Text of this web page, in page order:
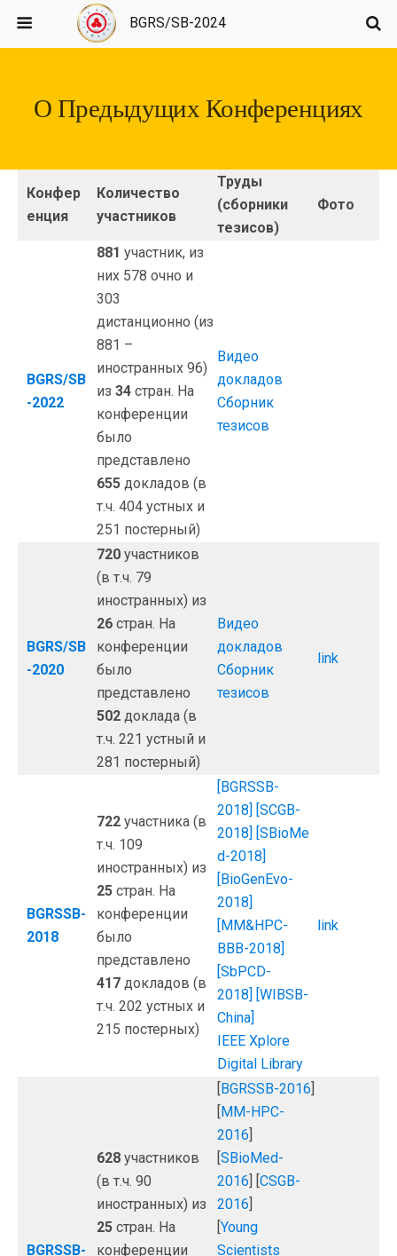
BGRS/SB-2024
О Предыдущих Конференциях
Конфер
енция
Количество
участников
Труды
(сборники
тезисов)
Фото
BGRS/SB
-2022
881 участник, из
них 578 очно и
303
дистанционно (из
881 –
иностранных 96)
из 34 стран. На
конференции
было
представлено
655 докладов (в
т.ч. 404 устных и
251 постерный)
Видео
докладов
Сборник
тезисов
BGRS/SB
-2020
720 участников
(в т.ч. 79
иностранных) из
26 стран. На
конференции
было
представлено
502 доклада (в
т.ч. 221 устный и
281 постерный)
Видео
докладов
Сборник
тезисов
link
BGRSSB-
2018
722 участника (в
т.ч. 109
иностранных) из
25 стран. На
конференции
было
представлено
417 докладов (в
т.ч. 202 устных и
215 постерных)
[BGRSSB-
2018] [SCGB-
2018] [SBioMe
d-2018]
[BioGenEvo-
2018]
[MM&HPC-
BBB-2018]
[SbPCD-
2018] [WIBSB-
China]
IEEE Xplore
Digital Library
link
BGRSSB-
628 участников
(в т.ч. 90
иностранных) из
25 стран. На
конференции
[BGRSSB-2016]
[MM-HPC-
2016]
[SBioMed-
2016] [CSGB-
2016]
[Young
Scientists